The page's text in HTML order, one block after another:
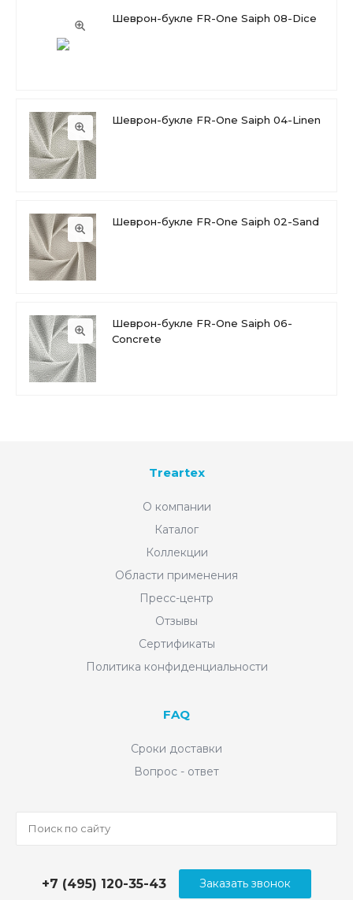
Шеврон-букле FR-One Saiph 08-Dice
Шеврон-букле FR-One Saiph 04-Linen
Шеврон-букле FR-One Saiph 02-Sand
Шеврон-букле FR-One Saiph 06-
Concrete
Treartex
О компании
Каталог
Коллекции
Области применения
Пресс-центр
Отзывы
Сертификаты
Политика конфиденциальности
FAQ
Сроки доставки
Вопрос - ответ
+7 (495) 120-35-43 Заказать звонок